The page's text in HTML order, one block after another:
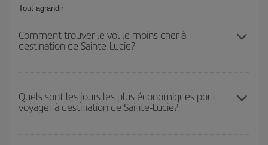
Tout agrandir
Comment trouver le vol le moins cher à
destination de Sainte-Lucie?
bas en évitant les hautes saisons, en achetant à l'avance et en
restant flexible sur les dates et les horaires de votre aller-retour. Si
Quels sont les jours les plus économiques pour
voyager à destination de Sainte-Lucie?